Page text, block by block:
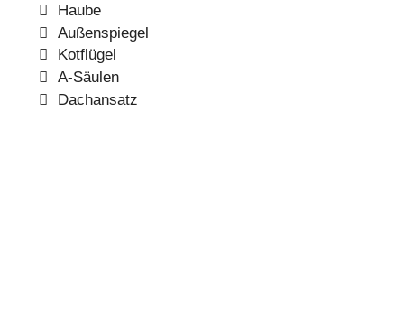
Haube
Außenspiegel
Kotflügel
A-Säulen
Dachansatz